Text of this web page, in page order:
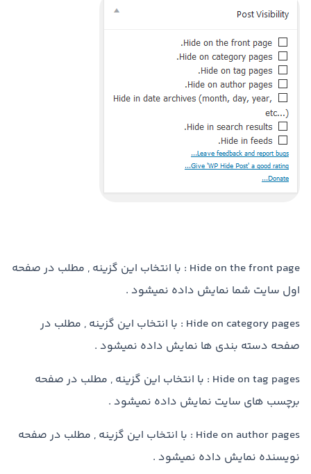
Hide on the front page : با انتخاب این گزینه , مطلب در صفحه
اول سایت شما نمایش داده نمیشود .
Hide on category pages : با انتخاب این گزینه , مطلب در
صفحه دسته بندی ها نمایش داده نمیشود .
Hide on tag pages : با انتخاب این گزینه , مطلب در صفحه
برچسب های سایت نمایش داده نمیشود .
Hide on author pages : با انتخاب این گزینه , مطلب در صفحه
نویسنده نمایش داده نمیشود .